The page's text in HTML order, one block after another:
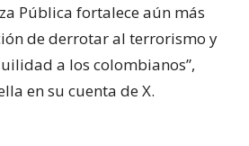
Pública fortalece aún más
de derrotar al terrorismo y
a los colombianos”,
en su cuenta de X.